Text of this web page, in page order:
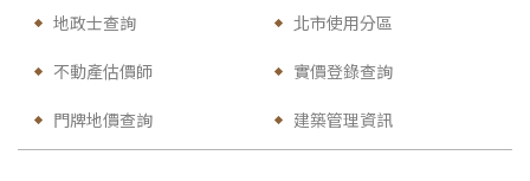
地政士查詢 北市使用分區
不動產估價師 實價登錄查詢
門牌地價查詢 建築管理資訊